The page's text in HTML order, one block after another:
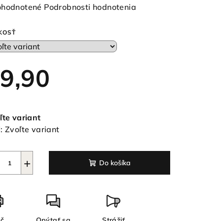
Podrobnosti hodnotenia
variant
Zvoľte variant
+ Do košíka